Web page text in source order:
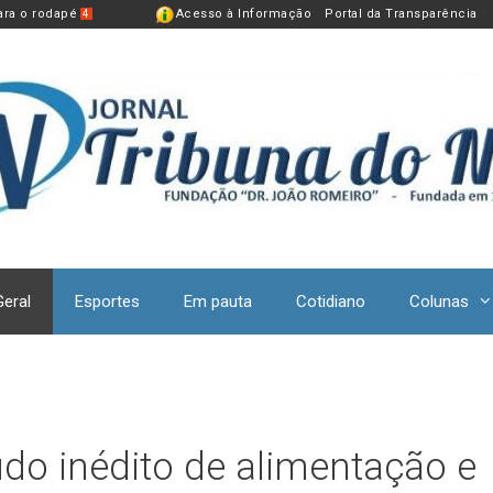
o rodapé 4 Acesso à Informação Portal da Transparência
Esportes Em pauta Cotidiano Colunas
inédito de alimentação e